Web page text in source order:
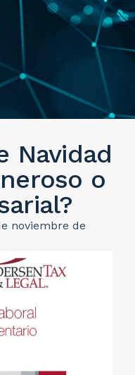
Navidad
o
noviembre de